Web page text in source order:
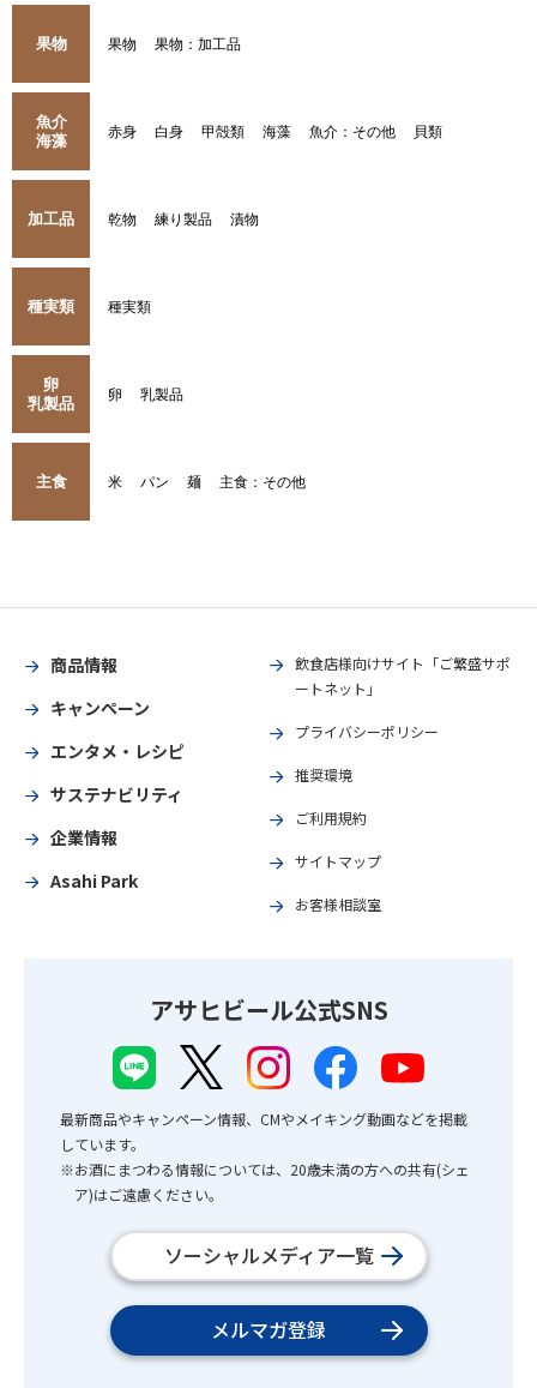
果物 果物 果物：加工品
魚介
海藻
赤身 白身 甲殻類 海藻 魚介：その他 貝類
加工品 乾物 練り製品 漬物
種実類 種実類
卵
乳製品
卵 乳製品
主食 米 パン 麺 主食：その他
商品情報
キャンペーン
エンタメ・レシピ
サステナビリティ
企業情報
Asahi Park
飲食店様向けサイト「ご繁盛サポ
ートネット」
プライバシーポリシー
推奨環境
ご利用規約
サイトマップ
お客様相談室
アサヒビール公式SNS
最新商品やキャンペーン情報、CMやメイキング動画などを掲載
しています。
※お酒にまつわる情報については、20歳未満の方への共有(シェ
ア)はご遠慮ください。
ソーシャルメディア一覧
メルマガ登録